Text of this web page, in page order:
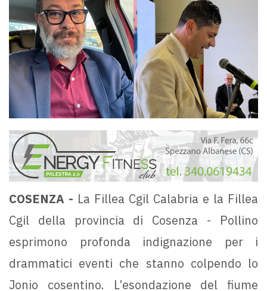
COSENZA - La Fillea Cgil Calabria e la Fillea
Cgil della provincia di Cosenza - Pollino
esprimono profonda indignazione per i
drammatici eventi che stanno colpendo lo
Jonio cosentino. L’esondazione del fiume